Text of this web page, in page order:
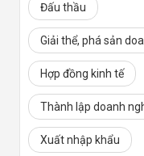
Đấu thầu
Giải thể, phá sản
Hợp đồng kinh tế
Thành lập doanh
Xuất nhập khẩu